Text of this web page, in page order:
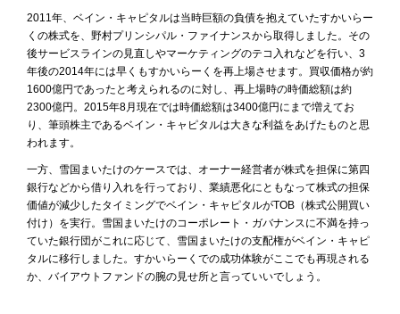
2011年、ベイン・キャピタルは当時巨額の負債を抱えていたすかいらー
くの株式を、野村プリンシパル・ファイナンスから取得しました。その
後サービスラインの見直しやマーケティングのテコ入れなどを行い、3
年後の2014年には早くもすかいらーくを再上場させます。買収価格が約
1600億円であったと考えられるのに対し、再上場時の時価総額は約
2300億円。2015年8月現在では時価総額は3400億円にまで増えてお
り、筆頭株主であるベイン・キャピタルは大きな利益をあげたものと思
われます。
一方、雪国まいたけのケースでは、オーナー経営者が株式を担保に第四
銀行などから借り入れを行っており、業績悪化にともなって株式の担保
価値が減少したタイミングでベイン・キャピタルがTOB（株式公開買い
付け）を実行。雪国まいたけのコーポレート・ガバナンスに不満を持っ
ていた銀行団がこれに応じて、雪国まいたけの支配権がベイン・キャピ
タルに移行しました。すかいらーくでの成功体験がここでも再現される
か、バイアウトファンドの腕の見せ所と言っていいでしょう。